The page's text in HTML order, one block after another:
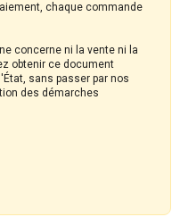
chaque commande
concerne ni la vente ni la
obtenir ce document
sans passer par nos
des démarches